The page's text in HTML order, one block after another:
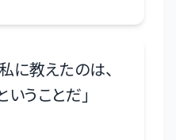
に教えたのは、
いうことだ 」